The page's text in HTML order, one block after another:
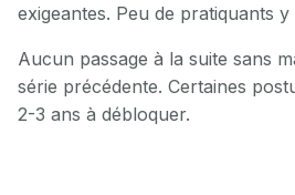
exigeantes. Peu de pratiquants y
Aucun passage à la suite sans
série précédente. Certaines
2-3 ans à débloquer.